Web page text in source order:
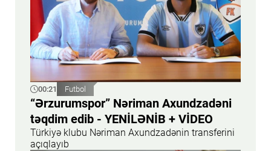
00:21 Futbol
“Ərzurumspor” Nəriman Axundzadəni
təqdim edib - YENİLƏNİB + VİDEO
Türkiyə klubu Nəriman Axundzadənin transferini
açıqlayıb